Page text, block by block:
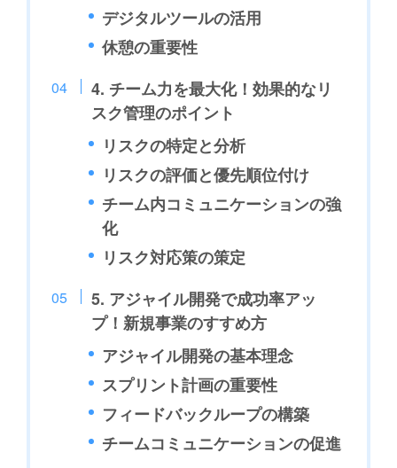
デジタルツールの活用
休憩の重要性
4. チーム力を最大化！効果的なリ
スク管理のポイント
リスクの特定と分析
リスクの評価と優先順位付け
チーム内コミュニケーションの強
化
リスク対応策の策定
5. アジャイル開発で成功率アッ
プ！新規事業のすすめ方
アジャイル開発の基本理念
スプリント計画の重要性
フィードバックループの構築
チームコミュニケーションの促進